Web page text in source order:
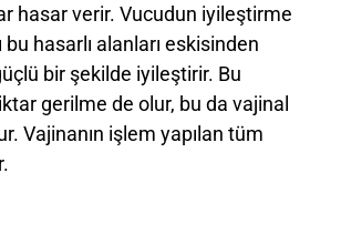
hasar verir. Vucudun iyileştirme
hasarlı alanları eskisinden
bir şekilde iyileştirir. Bu
gerilme de olur, bu da vajinal
Vajinanın işlem yapılan tüm